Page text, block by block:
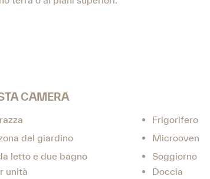
CAMERA
del giardino
letto e due bagno
Frigorifero
Microoven
Soggiorno
unità Doccia